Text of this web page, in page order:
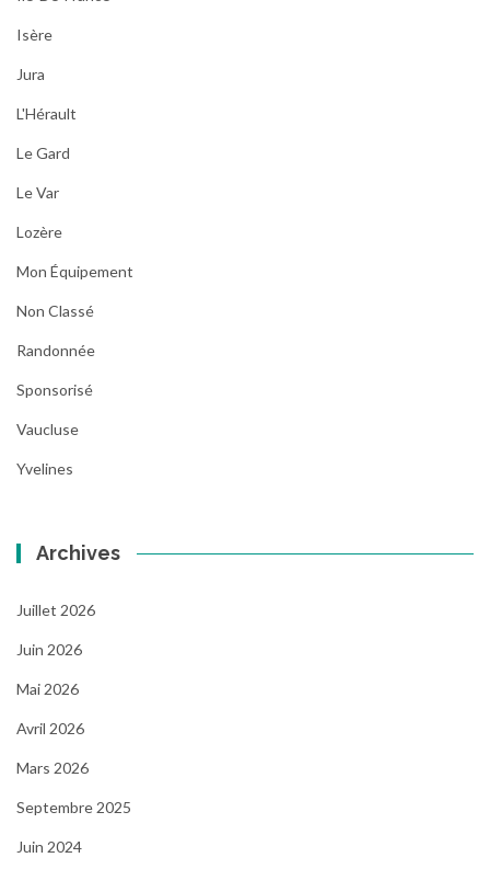
Isère
Jura
L'Hérault
Le Gard
Le Var
Lozère
Mon Équipement
Non Classé
Randonnée
Sponsorisé
Vaucluse
Yvelines
Archives
Juillet 2026
Juin 2026
Mai 2026
Avril 2026
Mars 2026
Septembre 2025
Juin 2024